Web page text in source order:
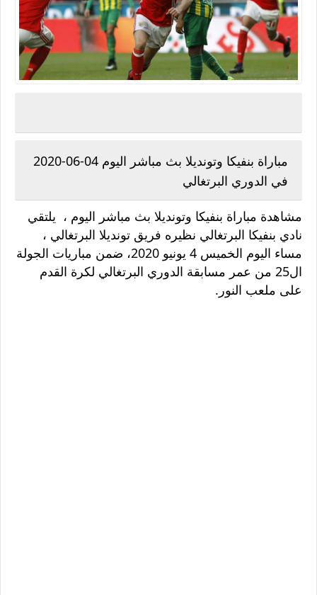
مباراة بنفيكا وتونديلا بث مباشر اليوم 04-06-2020
في الدوري البرتغالي
مشاهدة مباراة بنفيكا وتونديلا بث مباشر اليوم ، يلتقي
نادي بنفيكا البرتغالي نظيره فريق تونديلا البرتغالي ،
مساء اليوم الخميس 4 يونيو 2020، ضمن مباريات الجولة
ال25 من عمر مسابقة الدوري البرتغالي لكرة القدم
على ملعب النور.